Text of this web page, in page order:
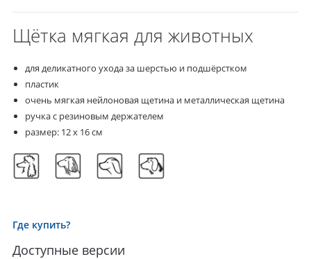
Щётка мягкая для животных
для деликатного ухода за шерстью и подшёрстком
пластик
очень мягкая нейлоновая щетина и металлическая щетина
ручка с резиновым держателем
размер: 12 х 16 см
Где купить?
Доступные версии